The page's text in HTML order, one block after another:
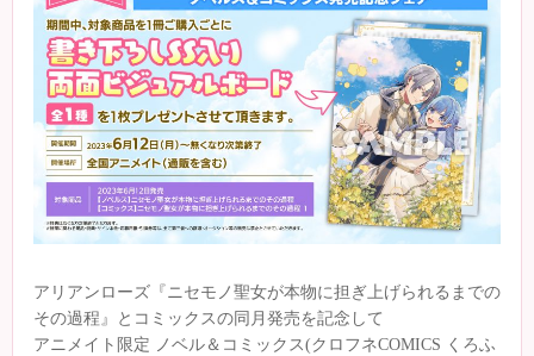
アリアンローズ『ニセモノ聖女が本物に担ぎ上げられるまでの
その過程』とコミックスの同月発売を記念して
アニメイト限定 ノベル＆コミックス(クロフネCOMICS くろふ